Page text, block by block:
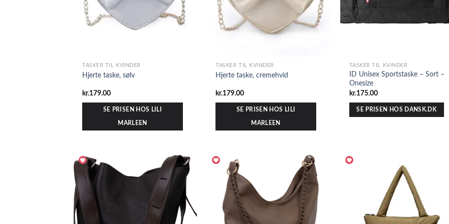
TASKER TIL KVINDER
Hjerte taske, sølv
kr.179.00
SE PRISEN HOS LILI
MARLEEN
TASKER TIL KVINDER
Hjerte taske, cremehvid
kr.179.00
SE PRISEN HOS LILI
MARLEEN
TASKER TIL KVINDER
ID Unisex Sportstaske – Sort –
Onesize
kr.175.00
SE PRISEN HOS DANSK.DK